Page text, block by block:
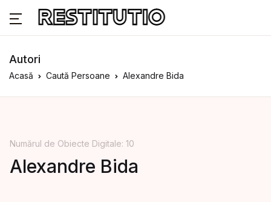
Autori
Acasă Caută Persoane Alexandre Bida
Numărul de Obiecte Digitale: 10
Alexandre Bida